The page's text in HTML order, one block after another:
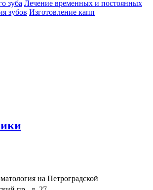
зуба Лечение временных и постоянных
зубов Изготовление капп
на Петроградской